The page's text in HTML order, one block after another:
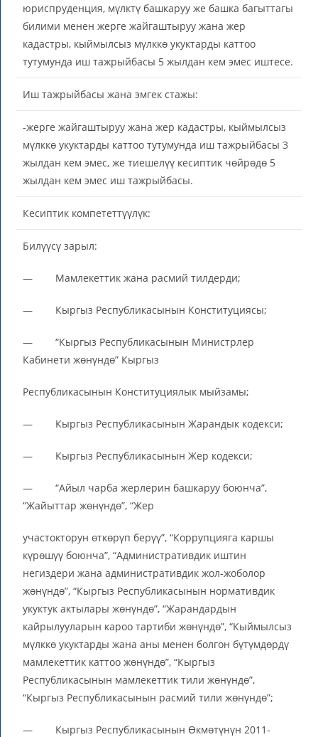
юриспруденция, мүлктү башкаруу же башка багыттагы
билими менен жерге жайгаштыруу жана жер
кадастры, кыймылсыз мүлккө укуктарды каттоо
тутумунда иш тажрыйбасы 5 жылдан кем эмес иштесе.
Иш тажрыйбасы жана эмгек стажы:
-жерге жайгаштыруу жана жер кадастры, кыймылсыз
мүлккө укуктарды каттоо тутумунда иш тажрыйбасы 3
жылдан кем эмес, же тиешелүү кесиптик чөйрөдө 5
жылдан кем эмес иш тажрыйбасы.
Кесиптик компететтүүлүк:
Билүүсү зарыл:
— Мамлекеттик жана расмий тилдерди;
— Кыргыз Республикасынын Конституциясы;
— “Кыргыз Республикасынын Министрлер
Кабинети жөнүндө” Кыргыз
Республикасынын Конституциялык мыйзамы;
— Кыргыз Республикасынын Жарандык кодекси;
— Кыргыз Республикасынын Жер кодекси;
— “Айыл чарба жерлерин башкаруу боюнча”,
“Жайыттар жөнүндө”, “Жер
участокторун өткөрүп берүү”, “Коррупцияга каршы
күрөшүү боюнча”, “Административдик иштин
негиздери жана административдик жол-жоболор
жөнүндө”, “Кыргыз Республикасынын нормативдик
укуктук актылары жөнүндө”, “Жарандардын
кайрылууларын кароо тартиби жөнүндө”, “Кыймылсыз
мүлккө укуктарды жана аны менен болгон бүтүмдөрдү
мамлекеттик каттоо жөнүндө”, “Кыргыз
Республикасынын мамлекеттик тили жөнүндө”,
“Кыргыз Республикасынын расмий тили жөнүндө”;
— Кыргыз Республикасынын Өкмөтүнүн 2011-